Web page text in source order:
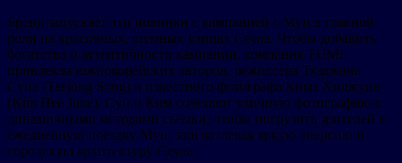
Бренд запускает эти новинки с кампанией с Мун в главной
роли на красочных, шумных улицах Сеула. Чтобы добавить
богатства и аутентичности кампании, компания TUMI
привлекла южнокорейских авторов, режиссера Тхэджона
Суна (Taejong Song) и известного фотографа Кима Хиджуна
(Kim Hee June). Сун и Ким сочетают уличную фотографию с
динамичными методами съемки, чтобы погрузить зрителей в
ежедневную поездку Мун, запечатлевая яркую энергию и
городскую архитектуру Сеула.